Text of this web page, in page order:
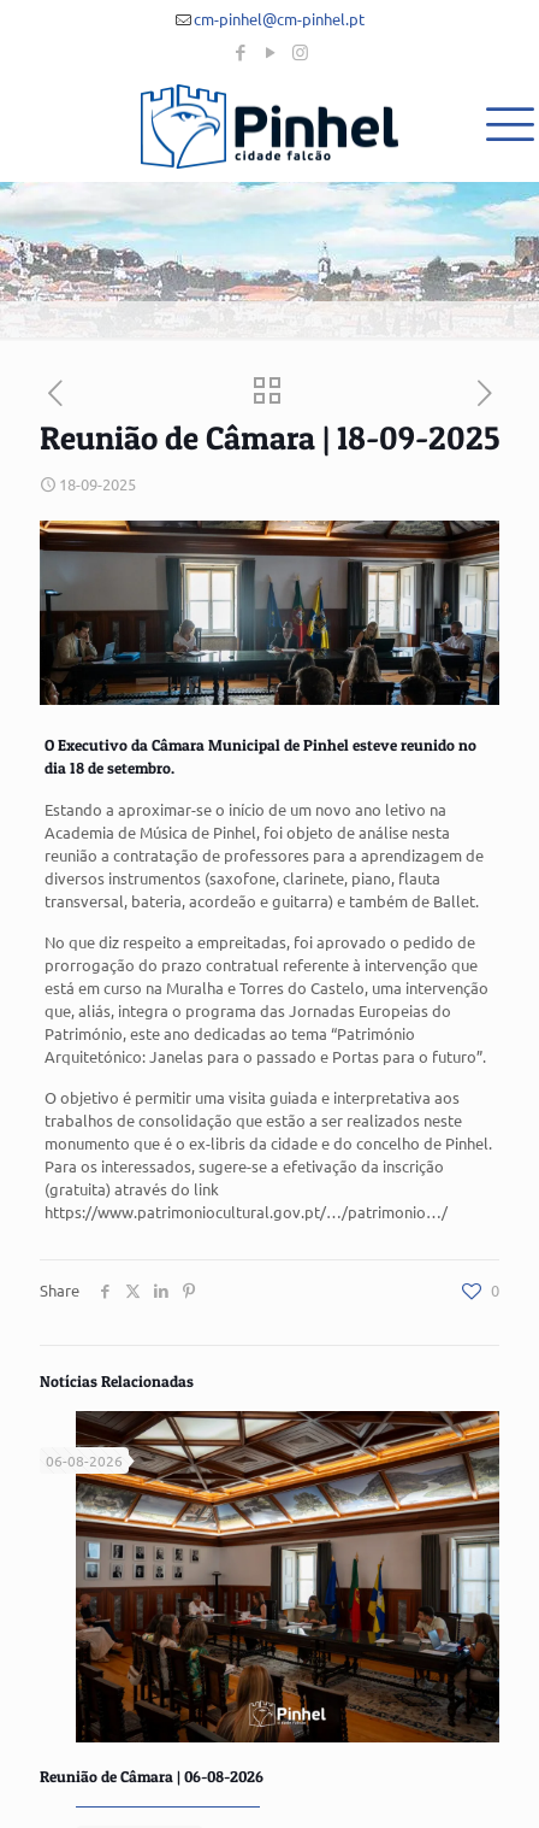
cm-pinhel@cm-pinhel.pt
Reunião de Câmara | 18-09-2025
18-09-2025
O Executivo da Câmara Municipal de Pinhel esteve reunido no
dia 18 de setembro.
Estando a aproximar-se o início de um novo ano letivo na
Academia de Música de Pinhel, foi objeto de análise nesta
reunião a contratação de professores para a aprendizagem de
diversos instrumentos (saxofone, clarinete, piano, flauta
transversal, bateria, acordeão e guitarra) e também de Ballet.
No que diz respeito a empreitadas, foi aprovado o pedido de
prorrogação do prazo contratual referente à intervenção que
está em curso na Muralha e Torres do Castelo, uma intervenção
que, aliás, integra o programa das Jornadas Europeias do
Património, este ano dedicadas ao tema “Património
Arquitetónico: Janelas para o passado e Portas para o futuro”.
O objetivo é permitir uma visita guiada e interpretativa aos
trabalhos de consolidação que estão a ser realizados neste
monumento que é o ex-libris da cidade e do concelho de Pinhel.
Para os interessados, sugere-se a efetivação da inscrição
(gratuita) através do link
https://www.patrimoniocultural.gov.pt/…/patrimonio…/
Share 0
Notícias Relacionadas
06-08-2026
Reunião de Câmara | 06-08-2026